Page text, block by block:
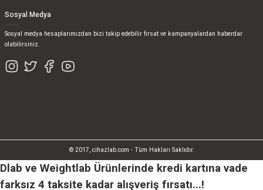
Sosyal Medya
Sosyal medya hesaplarımızdan bizi takip edebilir fırsat ve kampanyalardan haberdar
olabilirsiniz.
© 2017, cihazlab.com - Tüm Hakları Saklıdır.
Dlab ve Weightlab Ürünlerinde kredi kartına vade
farksız 4 taksite kadar alışveriş fırsatı...!